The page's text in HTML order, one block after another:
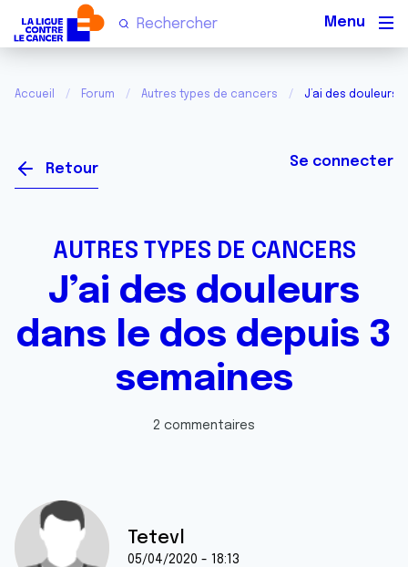
Accueil Forum Autres types de cancers J’ai des douleurs
Retour Se connecter
AUTRES TYPES DE CANCERS
J’ai des douleurs
dans le dos depuis 3
semaines
2 commentaires
Tetevl
05/04/2020 - 18:13